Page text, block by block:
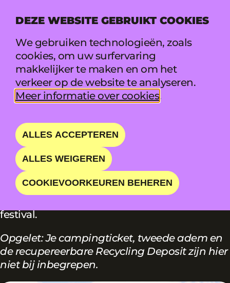
DEZE WEBSITE GEBRUIKT COOKIES
We gebruiken technologieën, zoals
cookies, om uw surfervaring
makkelijker te maken en om het
verkeer op de website te analyseren.
Meer informatie over cookies.
ALLES ACCEPTEREN
ALLES WEIGEREN
COOKIEVOORKEUREN BEHEREN
MENU
CAMPING CHILL
ARRANGEMENTEN
Geen zin om te sleuren met je tent of ter
plaatse te beseffen dat je tentharingen thuis
liggen? Met een pre-pitchedpakket staat je
slaapplek al klaar! Jij brengt jezelf mee, wij
festival.
Opgelet: Je campingticket, tweede adem en
de recupereerbare Recycling Deposit zijn hier
niet bij inbegrepen.